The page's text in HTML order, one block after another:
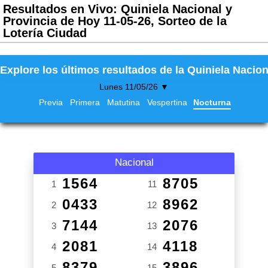
Resultados en Vivo: Quiniela Nacional y
Provincia de Hoy 11-05-26, Sorteo de la
Lotería Ciudad
Explore los últimos resultados de la Quiniela
Lunes 11/05/26 ▼
Previa
Primera Matutina Vespertina Nocturna
Nacional
1 1564
2 0433
3 7144
4 2081
11 8705
12 8962
13 2076
14 4118